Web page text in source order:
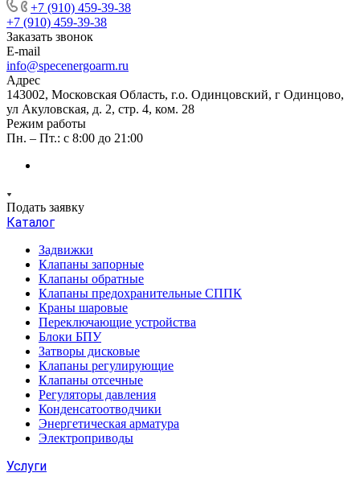
+7 (910) 459-39-38
+7 (910) 459-39-38
Заказать звонок
E-mail
info@specenergoarm.ru
Адрес
143002, Московская Область, г.о. Одинцовский, г Одинцово,
ул Акуловская, д. 2, стр. 4, ком. 28
Режим работы
Пн. – Пт.: с 8:00 до 21:00
Подать заявку
Каталог
Задвижки
Клапаны запорные
Клапаны обратные
Клапаны предохранительные СППК
Краны шаровые
Переключающие устройства
Блоки БПУ
Затворы дисковые
Клапаны регулирующие
Клапаны отсечные
Регуляторы давления
Конденсатоотводчики
Энергетическая арматура
Электроприводы
Услуги